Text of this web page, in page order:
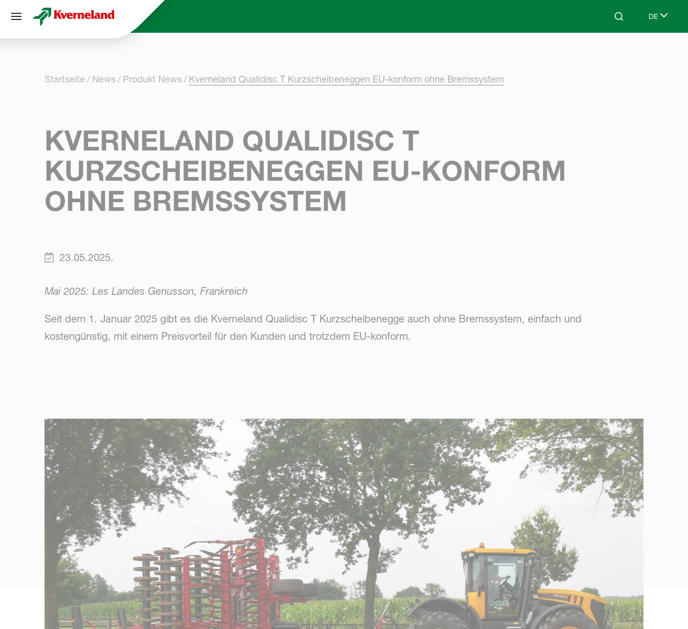
Search DE
Select
Startseite News Produkt News Kverneland Qualidisc T Kurzscheibeneggen EU-konform ohne Bremssystem
KVERNELAND QUALIDISC T
KURZSCHEIBENEGGEN EU-KONFORM
OHNE BREMSSYSTEM
23.05.2025.
Mai 2025: Les Landes Genusson, Frankreich
Seit dem 1. Januar 2025 gibt es die Kverneland Qualidisc T Kurzscheibenegge auch ohne Bremssystem, einfach und
kostengünstig, mit einem Preisvorteil für den Kunden und trotzdem EU-konform.
Cookie-Einstellungen